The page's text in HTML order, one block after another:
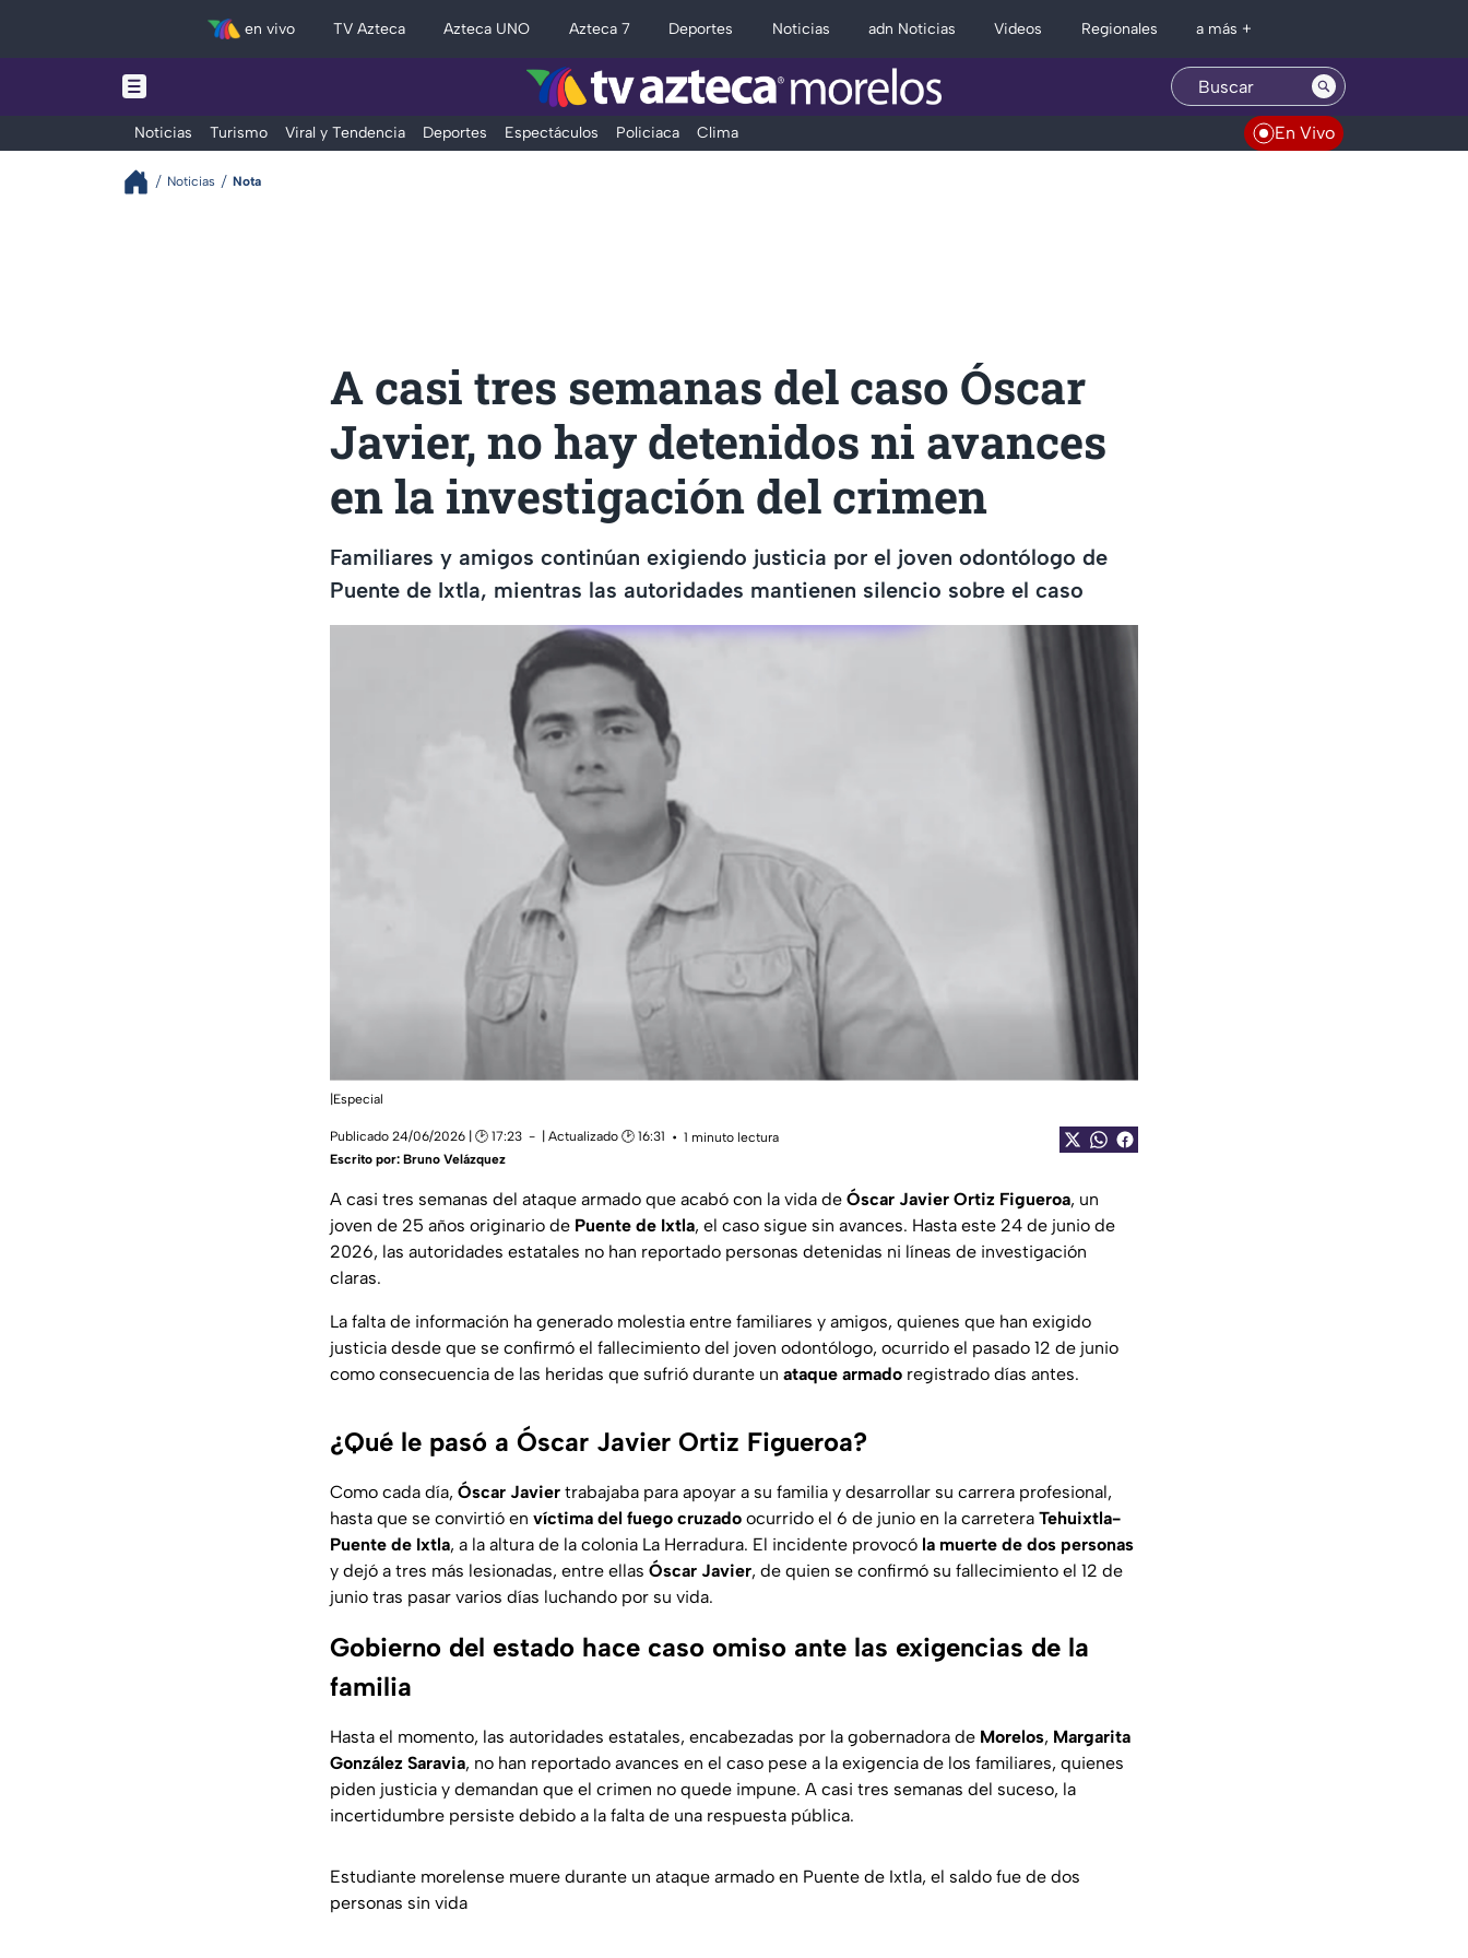
en vivo TV Azteca Azteca UNO Azteca 7 Deportes Noticias adn Noticias Videos Regionales a más +
Noticias Turismo Viral y Tendencia Deportes Espectáculos Policiaca Clima En Vivo
Noticias Nota
A casi tres semanas del caso Óscar
Javier, no hay detenidos ni avances
en la investigación del crimen
Familiares y amigos continúan exigiendo justicia por el joven odontólogo de
Puente de Ixtla, mientras las autoridades mantienen silencio sobre el caso
|Especial
Publicado 24/06/2026 | 🕑 17:23 | Actualizado 🕑 16:31
1 minuto lectura
Escrito por: Bruno Velázquez
A casi tres semanas del ataque armado que acabó con la vida de Óscar Javier Ortiz Figueroa, un
joven de 25 años originario de Puente de Ixtla, el caso sigue sin avances. Hasta este 24 de junio de
2026, las autoridades estatales no han reportado personas detenidas ni líneas de investigación
claras.
La falta de información ha generado molestia entre familiares y amigos, quienes que han exigido
justicia desde que se confirmó el fallecimiento del joven odontólogo, ocurrido el pasado 12 de junio
como consecuencia de las heridas que sufrió durante un ataque armado registrado días antes.
¿Qué le pasó a Óscar Javier Ortiz Figueroa?
Como cada día, Óscar Javier trabajaba para apoyar a su familia y desarrollar su carrera profesional,
hasta que se convirtió en víctima del fuego cruzado ocurrido el 6 de junio en la carretera Tehuixtla-
Puente de Ixtla, a la altura de la colonia La Herradura. El incidente provocó la muerte de dos personas
y dejó a tres más lesionadas, entre ellas Óscar Javier, de quien se confirmó su fallecimiento el 12 de
junio tras pasar varios días luchando por su vida.
Gobierno del estado hace caso omiso ante las exigencias de la
familia
Hasta el momento, las autoridades estatales, encabezadas por la gobernadora de Morelos, Margarita
González Saravia, no han reportado avances en el caso pese a la exigencia de los familiares, quienes
piden justicia y demandan que el crimen no quede impune. A casi tres semanas del suceso, la
incertidumbre persiste debido a la falta de una respuesta pública.
Estudiante morelense muere durante un ataque armado en Puente de Ixtla, el saldo fue de dos
personas sin vida